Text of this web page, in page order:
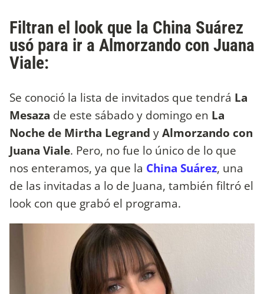
Filtran el look que la China Suárez
usó para ir a Almorzando con Juana
Viale:
Se conoció la lista de invitados que tendrá La
Mesaza de este sábado y domingo en La
Noche de Mirtha Legrand yAlmorzando con
Juana Viale. Pero, no fue lo único de lo que
nos enteramos, ya que la China Suárez, una
de las invitadas a lo de Juana, también filtró el
look con que grabó el programa.